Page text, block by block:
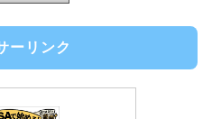
ーリンク